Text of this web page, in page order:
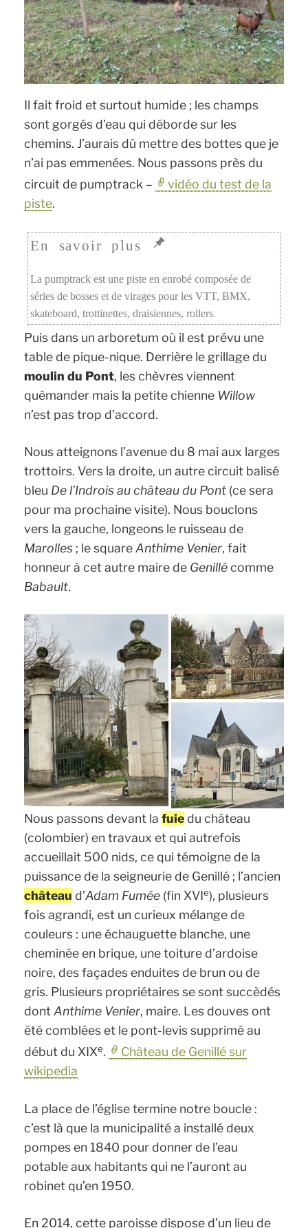
Il fait froid et surtout humide ; les champs
sont gorgés d’eau qui déborde sur les
chemins. J’aurais dû mettre des bottes que je
n’ai pas emmenées. Nous passons près du
circuit de pumptrack –
vidéo du test de la
piste.
La pumptrack est une piste en enrobé composée de
séries de bosses et de virages pour les VTT, BMX,
skateboard, trottinettes, draisiennes, rollers.
Puis dans un arboretum où il est prévu une
table de pique-nique. Derrière le grillage du
moulin du Pont, les chèvres viennent
quémander mais la petite chienne Willow
n’est pas trop d’accord.
Nous atteignons l’avenue du 8 mai aux larges
trottoirs. Vers la droite, un autre circuit balisé
bleu De l’Indrois au château du Pont (ce sera
pour ma prochaine visite). Nous bouclons
vers la gauche, longeons le ruisseau de
Marolles ; le squareAnthime Venier, fait
honneur à cet autre maire de Genillécomme
Babault.
Nous passons devant lafuiedu château
(colombier) en travaux et qui autrefois
accueillait 500 nids, ce qui témoigne de la
puissance de la seigneurie de Genillé ; l’ancien
château d’Adam Fumée (fin XVIe), plusieurs
fois agrandi, est un curieux mélange de
couleurs : une échauguette blanche, une
cheminée en brique, une toiture d’ardoise
noire, des façades enduites de brun ou de
gris. Plusieurs propriétaires se sont succèdés
dontAnthime Venier, maire. Les douves ont
été comblées et le pont-levis supprimé au
début du XIXe.
Château de Genillé sur
wikipedia
La place de l’église termine notre boucle :
c’est là que la municipalité a installé deux
pompes en 1840 pour donner de l’eau
potable aux habitants qui ne l’auront au
robinet qu’en 1950.
En 2014, cette paroisse dispose d’un lieu de